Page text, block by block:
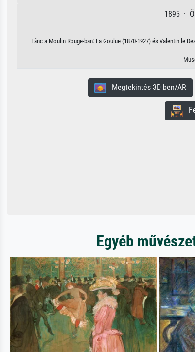
1895 ·
Tánc a Moulin Rouge-ban: La Goulue (1870-1927) és Valentin le
Megtekintés 3D-ben/AR
Egyéb